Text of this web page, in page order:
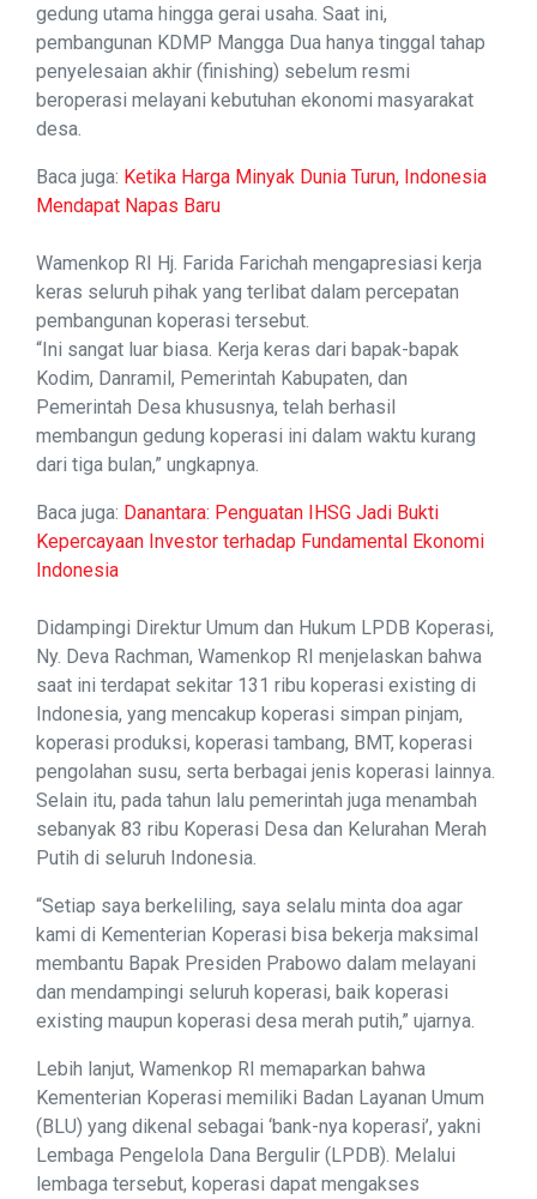
gedung utama hingga gerai usaha. Saat ini,
pembangunan KDMP Mangga Dua hanya tinggal tahap
penyelesaian akhir (finishing) sebelum resmi
beroperasi melayani kebutuhan ekonomi masyarakat
desa.
Baca juga: Ketika Harga Minyak Dunia Turun, Indonesia
Mendapat Napas Baru
Wamenkop RI Hj. Farida Farichah mengapresiasi kerja
keras seluruh pihak yang terlibat dalam percepatan
pembangunan koperasi tersebut.
“Ini sangat luar biasa. Kerja keras dari bapak-bapak
Kodim, Danramil, Pemerintah Kabupaten, dan
Pemerintah Desa khususnya, telah berhasil
membangun gedung koperasi ini dalam waktu kurang
dari tiga bulan,” ungkapnya.
Baca juga: Danantara: Penguatan IHSG Jadi Bukti
Kepercayaan Investor terhadap Fundamental Ekonomi
Indonesia
Didampingi Direktur Umum dan Hukum LPDB Koperasi,
Ny. Deva Rachman, Wamenkop RI menjelaskan bahwa
saat ini terdapat sekitar 131 ribu koperasi existing di
Indonesia, yang mencakup koperasi simpan pinjam,
koperasi produksi, koperasi tambang, BMT, koperasi
pengolahan susu, serta berbagai jenis koperasi lainnya.
Selain itu, pada tahun lalu pemerintah juga menambah
sebanyak 83 ribu Koperasi Desa dan Kelurahan Merah
Putih di seluruh Indonesia.
“Setiap saya berkeliling, saya selalu minta doa agar
kami di Kementerian Koperasi bisa bekerja maksimal
membantu Bapak Presiden Prabowo dalam melayani
dan mendampingi seluruh koperasi, baik koperasi
existing maupun koperasi desa merah putih,” ujarnya.
Lebih lanjut, Wamenkop RI memaparkan bahwa
Kementerian Koperasi memiliki Badan Layanan Umum
(BLU) yang dikenal sebagai ‘bank-nya koperasi’, yakni
Lembaga Pengelola Dana Bergulir (LPDB). Melalui
lembaga tersebut, koperasi dapat mengakses